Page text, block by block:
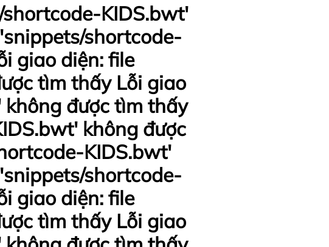
KIDS.bwt'
shortcode-
giao diện: file
tìm thấy Lỗi giao
được tìm thấy
không được
KIDS.bwt'
shortcode-
giao diện: file
tìm thấy Lỗi giao